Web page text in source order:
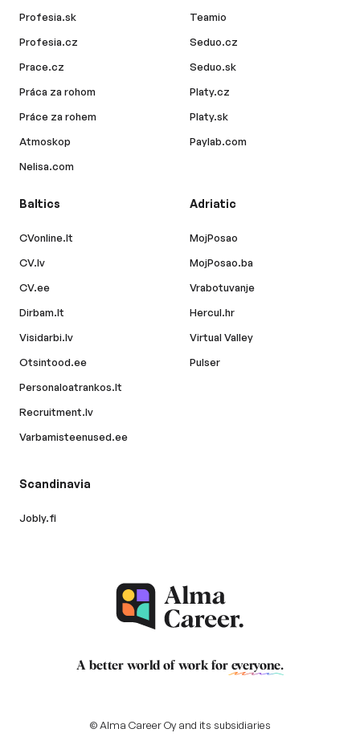
Profesia.sk
Profesia.cz
Prace.cz
Práca za rohom
Práce za rohem
Atmoskop
Nelisa.com
Teamio
Seduo.cz
Seduo.sk
Platy.cz
Platy.sk
Paylab.com
Baltics
CVonline.lt
CV.lv
CV.ee
Dirbam.lt
Visidarbi.lv
Otsintood.ee
Personaloatrankos.lt
Recruitment.lv
Varbamisteenused.ee
Adriatic
MojPosao
MojPosao.ba
Vrabotuvanje
Hercul.hr
Virtual Valley
Pulser
Scandinavia
Jobly.fi
A better world of work for everyone.
© Alma Career Oy and its subsidiaries